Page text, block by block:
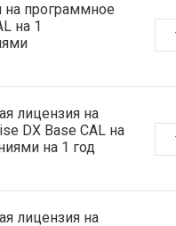
на программное
на 1
лицензия на
DX Base CAL на
на 1 год
лицензия на